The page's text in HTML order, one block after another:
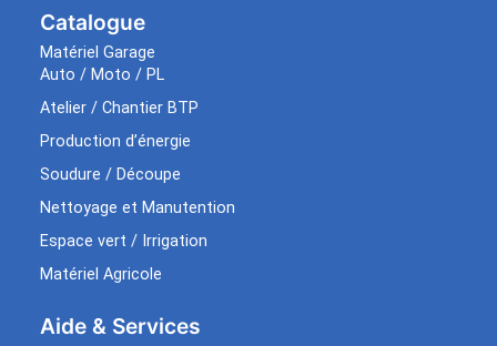
Catalogue
Matériel Garage
Auto / Moto / PL
Atelier / Chantier BTP
Production d’énergie
Soudure / Découpe
Nettoyage et Manutention
Espace vert / Irrigation
Matériel Agricole
Aide & Services​